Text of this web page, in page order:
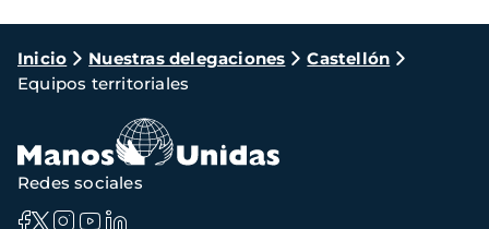
Ruta
de
navegación
Inicio Nuestras delegaciones
Castellón
Equipos territoriales
Redes sociales